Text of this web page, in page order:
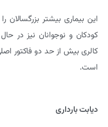
این بیماری بیشتر بزرگسالان
کودکان و نوجوانان نیز در
کالری بیش از حد دو فاکتور
است.
دیابت بارداری